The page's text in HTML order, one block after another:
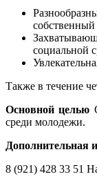
собственный
социальной
Также в течение
Основной целью
среди молодежи.
Дополнительная
8 (921) 428 33 51